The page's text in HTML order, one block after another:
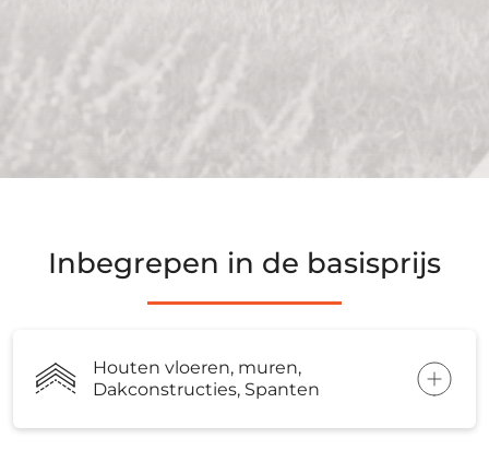
Inbegrepen in de basisprijs
Houten vloeren, muren,
Dakconstructies, Spanten